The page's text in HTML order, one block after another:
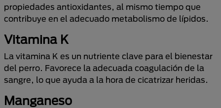
propiedades antioxidantes, al mismo tiempo que
contribuye en el adecuado metabolismo de lípidos.
Vitamina K
La vitamina K es un nutriente clave para el bienestar
del perro. Favorece la adecuada coagulación de la
sangre, lo que ayuda a la hora de cicatrizar heridas.
Manganeso